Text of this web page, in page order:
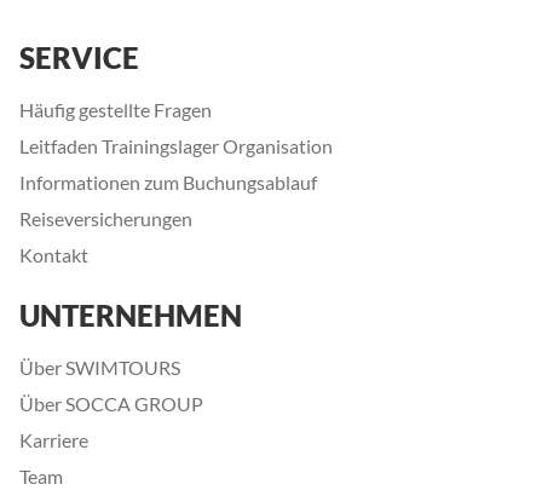
unbekannt.
SERVICE
Häufig gestellte Fragen
Leitfaden Trainingslager Organisation
Informationen zum Buchungsablauf
Reiseversicherungen
Kontakt
UNTERNEHMEN
Über SWIMTOURS
Über SOCCA GROUP
Karriere
Team